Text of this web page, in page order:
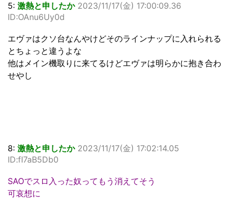
5: 激熱と申したか 2023/11/17(金) 17:00:09.36
ID:OAnu6Uy0d
エヴァはクソ台なんやけどそのラインナップに入れられる
とちょっと違うよな
他はメイン機取りに来てるけどエヴァは明らかに抱き合わ
せやし
8: 激熱と申したか 2023/11/17(金) 17:02:14.05
ID:fI7aB5Db0
SAOでスロ入った奴ってもう消えてそう
可哀想に